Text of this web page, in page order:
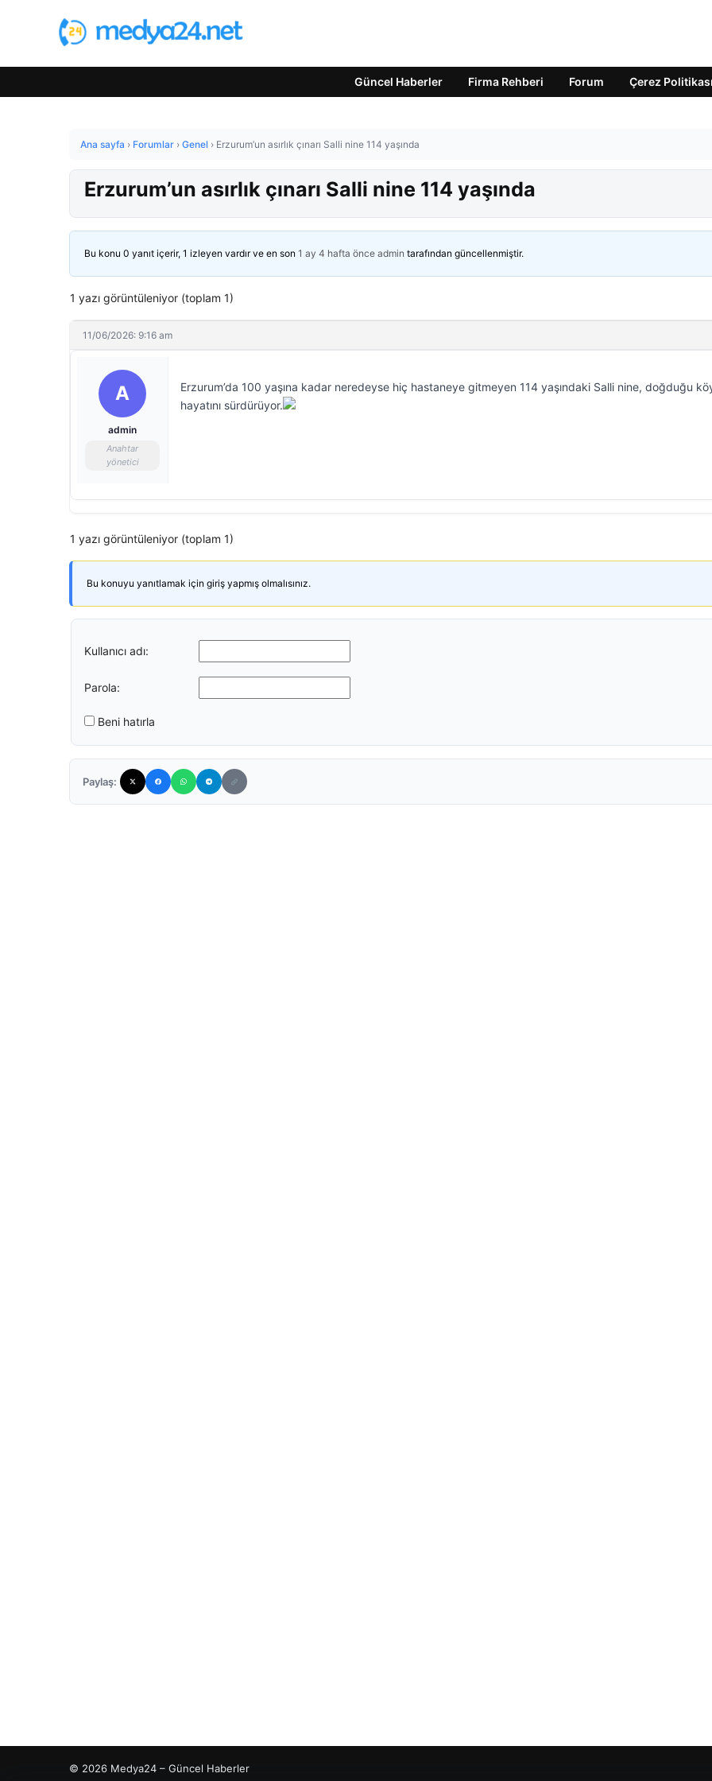
Güncel Haberler Firma Rehberi Forum Çerez Politikası
Ana sayfa › Forumlar › Genel › Erzurum’un asırlık çınarı Salli nine 114 yaşında
Erzurum’un asırlık çınarı Salli nine 114 yaşında
Bu konu 0 yanıt içerir, 1 izleyen vardır ve en son 1 ay 4 hafta önce admin tarafından güncellenmiştir.
1 yazı görüntüleniyor (toplam 1)
11/06/2026: 9:16 am
A
admin
Anahtar
yönetici
Erzurum’da 100 yaşına kadar neredeyse hiç hastaneye gitmeyen 114 yaşındaki Salli nine, doğduğu
hayatını sürdürüyor.
1 yazı görüntüleniyor (toplam 1)
Bu konuyu yanıtlamak için giriş yapmış olmalısınız.
Kullanıcı adı:
Parola:
Beni hatırla
Paylaş:
© 2026 Medya24 – Güncel Haberler